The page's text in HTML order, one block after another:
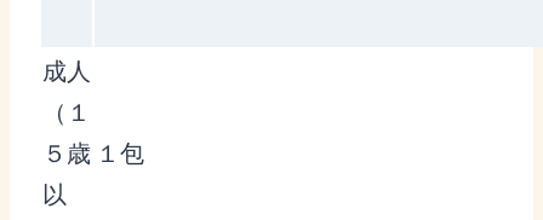
成人
（１
５歳
以
１包